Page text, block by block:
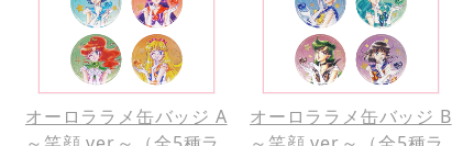
オーロララメ缶バッジ A
オーロララメ缶バッジ B